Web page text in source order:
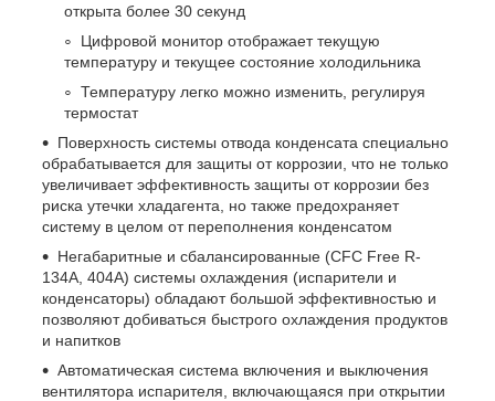
открыта более 30 секунд
Цифровой монитор отображает текущую
температуру и текущее состояние холодильника
Температуру легко можно изменить, регулируя
термостат
Поверхность системы отвода конденсата специально
обрабатывается для защиты от коррозии, что не только
увеличивает эффективность защиты от коррозии без
риска утечки хладагента, но также предохраняет
систему в целом от переполнения конденсатом
Негабаритные и сбалансированные (CFC Free R-
134A, 404A) системы охлаждения (испарители и
конденсаторы) обладают большой эффективностью и
позволяют добиваться быстрого охлаждения продуктов
и напитков
Автоматическая система включения и выключения
вентилятора испарителя, включающаяся при открытии